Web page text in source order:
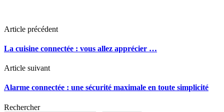
Article précédent
La cuisine connectée : vous allez apprécier …
Article suivant
Alarme connectée : une sécurité maximale en toute simplicité
Rechercher